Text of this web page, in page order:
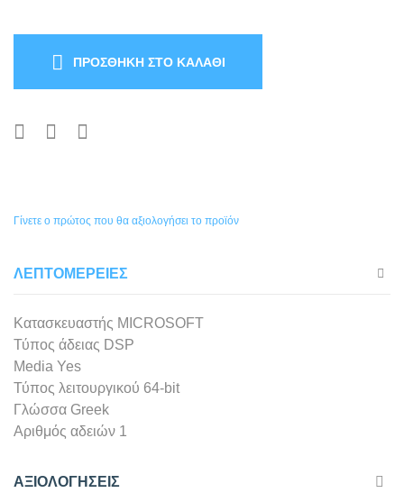
ΠΡΟΣΘΉΚΗ ΣΤΟ ΚΑΛΆΘΙ
Γίνετε ο πρώτος που θα αξιολογήσει το προϊόν
ΛΕΠΤΟΜΈΡΕΙΕΣ
Κατασκευαστής MICROSOFT
Τύπος άδειας DSP
Media Yes
Τύπος λειτουργικού 64-bit
Γλώσσα Greek
Αριθμός αδειών 1
ΑΞΙΟΛΟΓΉΣΕΙΣ